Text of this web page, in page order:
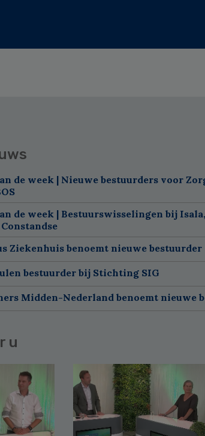
de week | Nieuwe bestuurders voor
de week | Bestuurswisselingen bij
Ziekenhuis benoemt nieuwe bestuurder
bestuurder bij Stichting SIG
Midden-Nederland benoemt nieuwe
u